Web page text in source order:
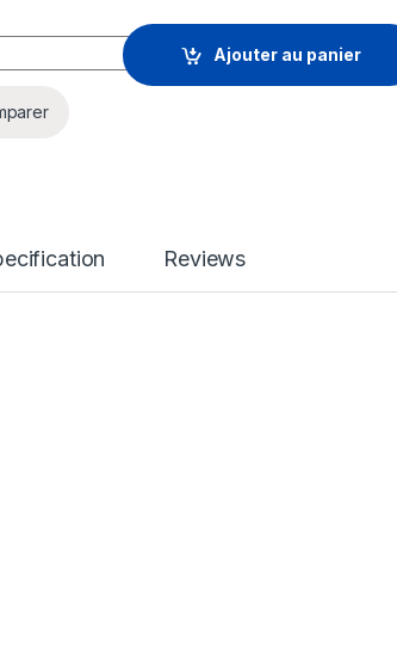
Networks Advanced Threat Prevention -
Ajouter au panier
Reviews